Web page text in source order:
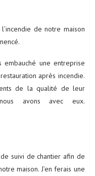
de notre maison
une entreprise
après incendie.
de la qualité de leur
avons avec eux.
suivi de chantier afin de
maison. J’en ferais une